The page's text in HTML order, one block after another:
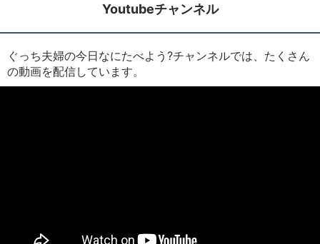
Youtubeチャンネル
ぐっち夫婦の今日なにたべよう?チャンネルでは、たくさん
の動画を配信しています。